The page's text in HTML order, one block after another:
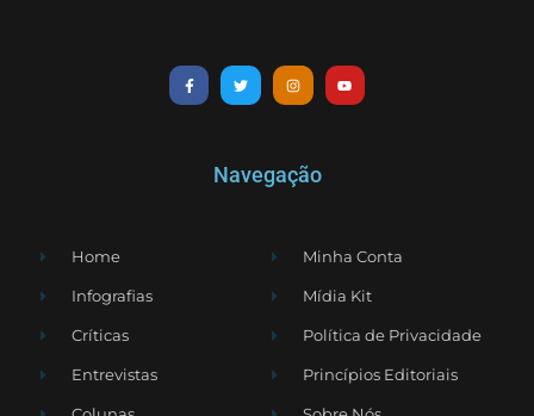
Navegação
Home
Infografias
Críticas
Entrevistas
Minha Conta
Mídia Kit
Política de Privacidade
Princípios Editoriais